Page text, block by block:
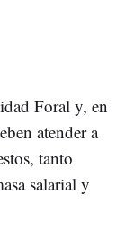
Foral y, en
atender a
tanto
salarial y